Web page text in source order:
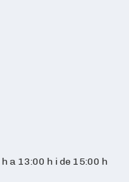
a 13:00 h i de 15:00 h